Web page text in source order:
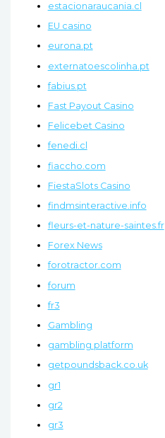
estacionaraucania.cl
EU casino
eurona.pt
externatoescolinha.pt
fabius.pt
Fast Payout Casino
Felicebet Casino
fenedi.cl
fiaccho.com
FiestaSlots Casino
findmsinteractive.info
fleurs-et-nature-saintes.fr
Forex News
forotractor.com
forum
fr3
Gambling
gambling platform
getpoundsback.co.uk
gr1
gr2
gr3